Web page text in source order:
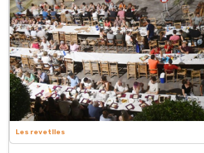
Les revetlles